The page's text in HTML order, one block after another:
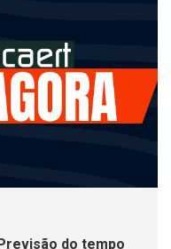
do tempo